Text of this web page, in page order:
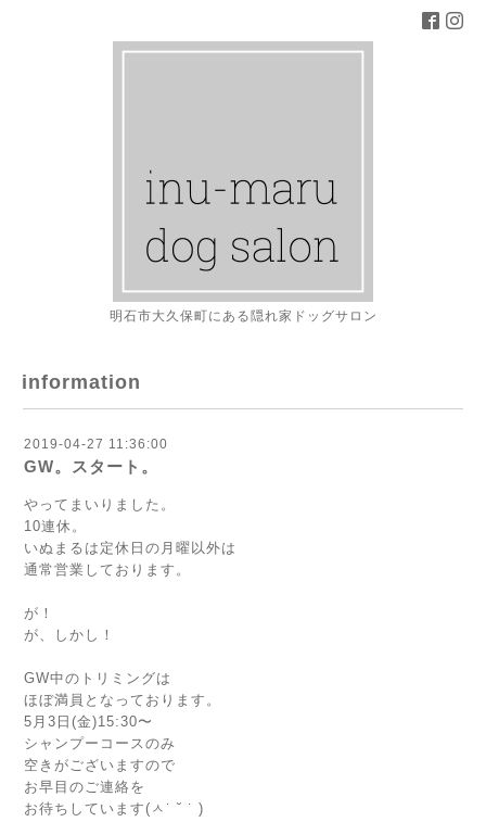
明石市大久保町にある隠れ家ドッグサロン
information
2019-04-27 11:36:00
GW。スタート。
やってまいりました。
10連休。
いぬまるは定休日の月曜以外は
通常営業しております。
が！
が、しかし！
GW中のトリミングは
ほぼ満員となっております。
5月3日(金)15:30〜
シャンプーコースのみ
空きがございますので
お早目のご連絡を
お待ちしています(ㅅ˙ ˘ ˙ )